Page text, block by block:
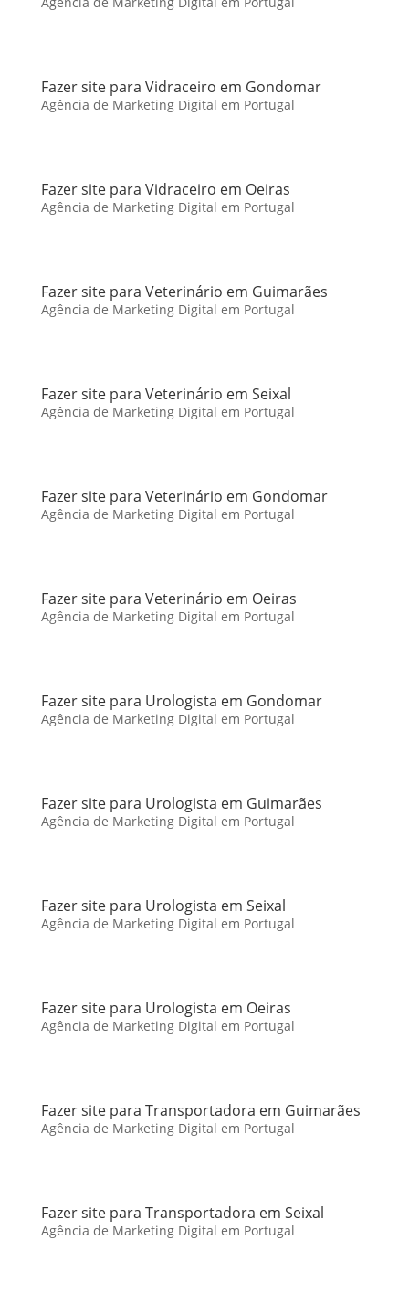
Fazer site para Vidraceiro em Gondomar
Agência de Marketing Digital em Portugal
Fazer site para Vidraceiro em Oeiras
Agência de Marketing Digital em Portugal
Fazer site para Veterinário em Guimarães
Agência de Marketing Digital em Portugal
Fazer site para Veterinário em Seixal
Agência de Marketing Digital em Portugal
Fazer site para Veterinário em Gondomar
Agência de Marketing Digital em Portugal
Fazer site para Veterinário em Oeiras
Agência de Marketing Digital em Portugal
Fazer site para Urologista em Gondomar
Agência de Marketing Digital em Portugal
Fazer site para Urologista em Guimarães
Agência de Marketing Digital em Portugal
Fazer site para Urologista em Seixal
Agência de Marketing Digital em Portugal
Fazer site para Urologista em Oeiras
Agência de Marketing Digital em Portugal
Fazer site para Transportadora em Guimarães
Agência de Marketing Digital em Portugal
Fazer site para Transportadora em Seixal
Agência de Marketing Digital em Portugal